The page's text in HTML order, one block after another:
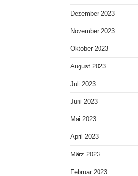
Dezember 2023
November 2023
Oktober 2023
August 2023
Juli 2023
Juni 2023
Mai 2023
April 2023
März 2023
Februar 2023